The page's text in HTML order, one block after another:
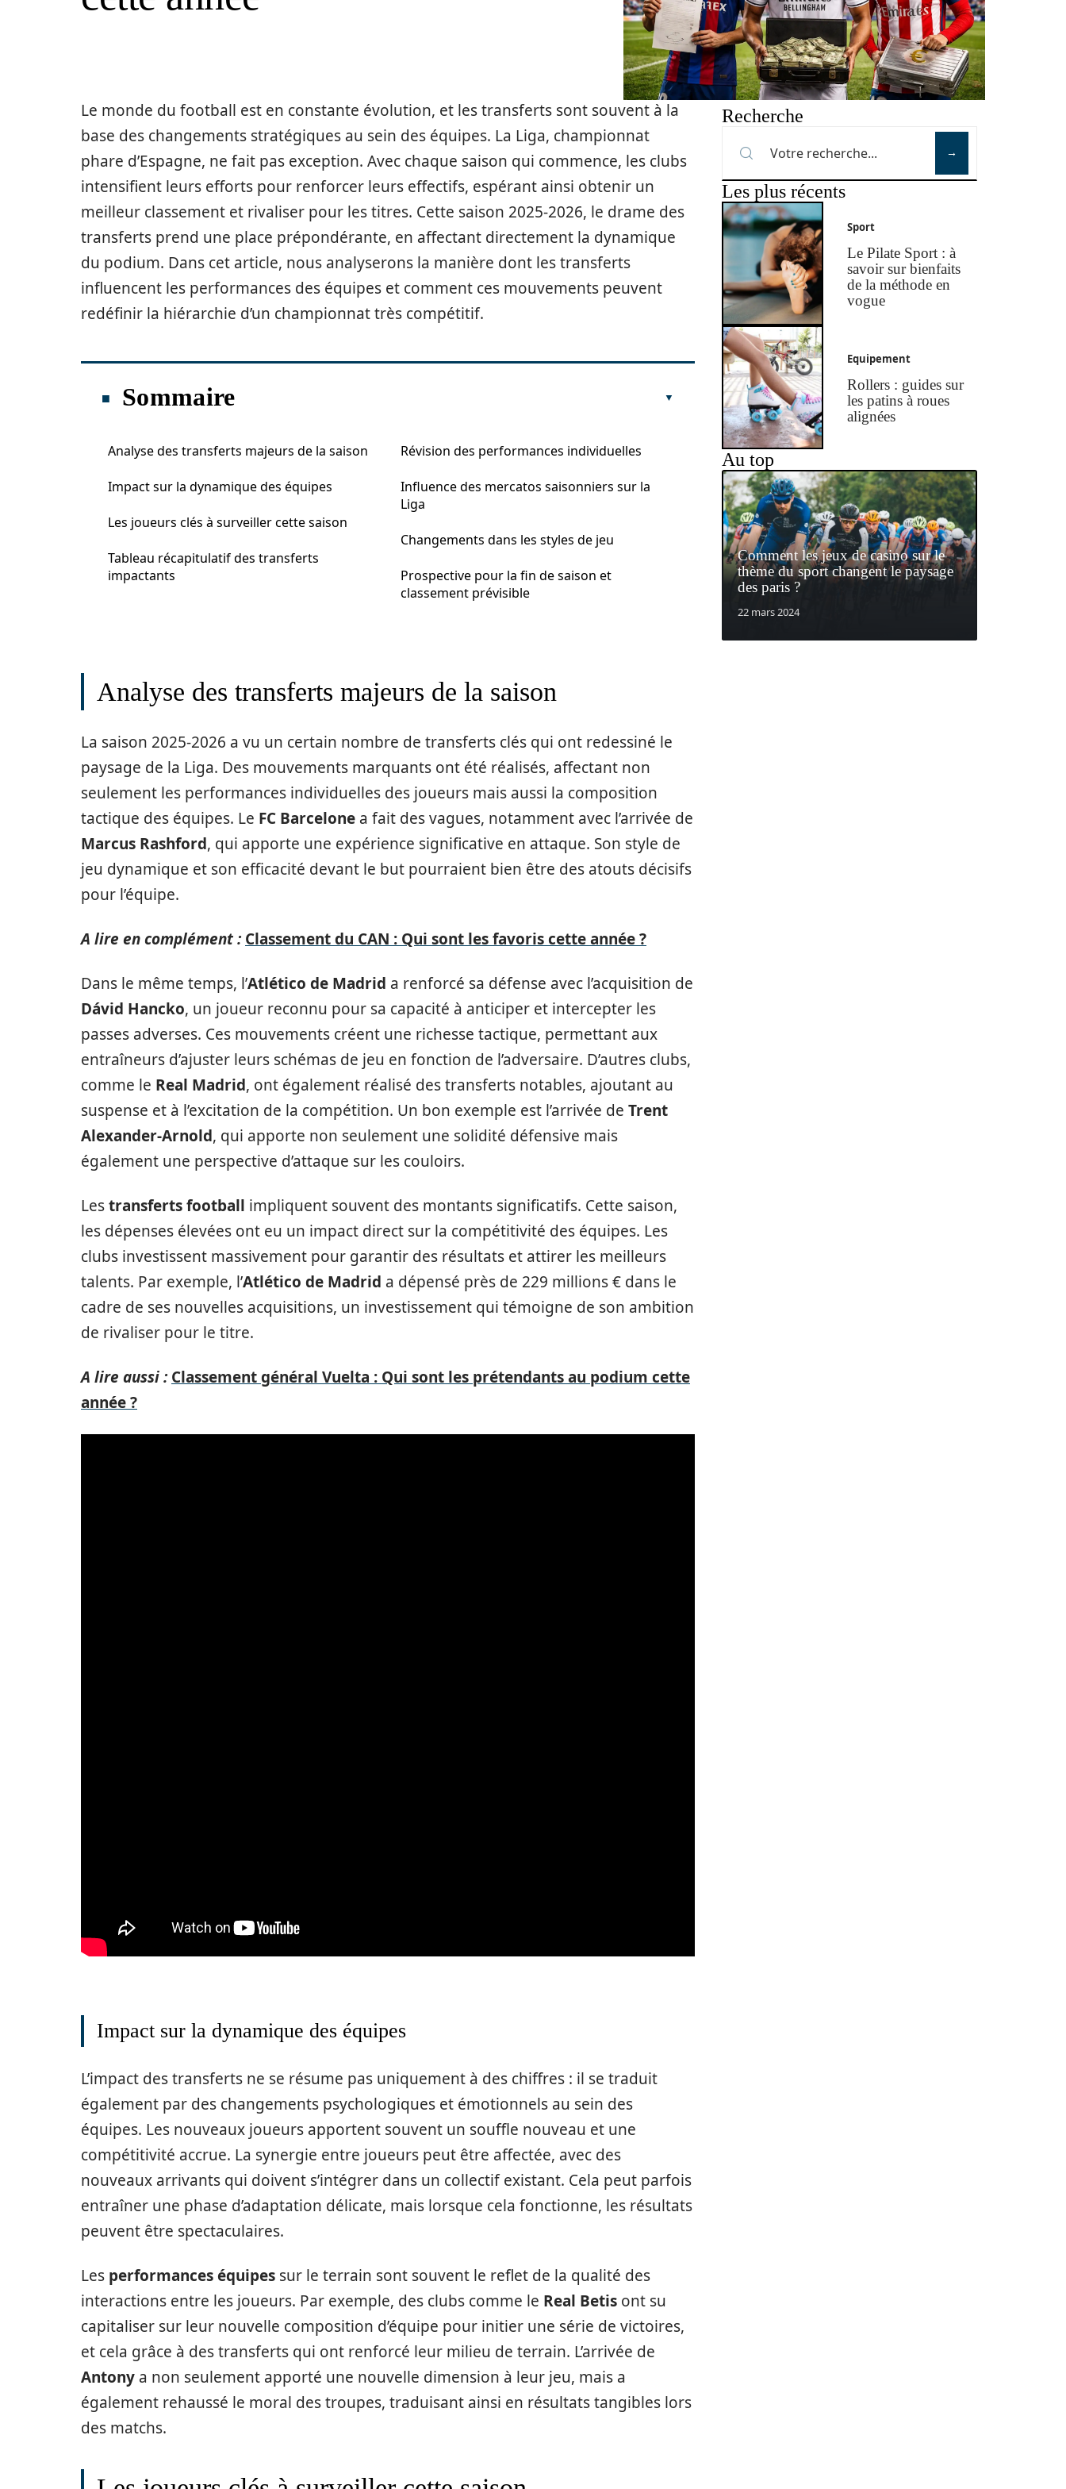
Le monde du football est en constante évolution, et les transferts sont souvent à la
base des changements stratégiques au sein des équipes. La Liga, championnat
phare d’Espagne, ne fait pas exception. Avec chaque saison qui commence, les clubs
intensifient leurs efforts pour renforcer leurs effectifs, espérant ainsi obtenir un
meilleur classement et rivaliser pour les titres. Cette saison 2025-2026, le drame des
transferts prend une place prépondérante, en affectant directement la dynamique
du podium. Dans cet article, nous analyserons la manière dont les transferts
influencent les performances des équipes et comment ces mouvements peuvent
redéfinir la hiérarchie d’un championnat très compétitif.
Sommaire
Analyse des transferts majeurs de la saison
Impact sur la dynamique des équipes
Les joueurs clés à surveiller cette saison
Tableau récapitulatif des transferts
impactants
Révision des performances individuelles
Influence des mercatos saisonniers sur la
Liga
Changements dans les styles de jeu
Prospective pour la fin de saison et
classement prévisible
Analyse des transferts majeurs de la saison
La saison 2025-2026 a vu un certain nombre de transferts clés qui ont redessiné le
paysage de la Liga. Des mouvements marquants ont été réalisés, affectant non
seulement les performances individuelles des joueurs mais aussi la composition
tactique des équipes. Le FC Barcelone a fait des vagues, notamment avec l’arrivée de
Marcus Rashford, qui apporte une expérience significative en attaque. Son style de
jeu dynamique et son efficacité devant le but pourraient bien être des atouts décisifs
pour l’équipe.
A lire en complément : Classement du CAN : Qui sont les favoris cette année ?
Dans le même temps, l’Atlético de Madrid a renforcé sa défense avec l’acquisition de
Dávid Hancko, un joueur reconnu pour sa capacité à anticiper et intercepter les
passes adverses. Ces mouvements créent une richesse tactique, permettant aux
entraîneurs d’ajuster leurs schémas de jeu en fonction de l’adversaire. D’autres clubs,
comme le Real Madrid, ont également réalisé des transferts notables, ajoutant au
suspense et à l’excitation de la compétition. Un bon exemple est l’arrivée de Trent
Alexander-Arnold, qui apporte non seulement une solidité défensive mais
également une perspective d’attaque sur les couloirs.
Lestransferts football impliquent souvent des montants significatifs. Cette saison,
les dépenses élevées ont eu un impact direct sur la compétitivité des équipes. Les
clubs investissent massivement pour garantir des résultats et attirer les meilleurs
talents. Par exemple, l’Atlético de Madrid a dépensé près de 229 millions € dans le
cadre de ses nouvelles acquisitions, un investissement qui témoigne de son ambition
de rivaliser pour le titre.
A lire aussi : Classement général Vuelta : Qui sont les prétendants au podium cette
année ?
Impact sur la dynamique des équipes
L’impact des transferts ne se résume pas uniquement à des chiffres : il se traduit
également par des changements psychologiques et émotionnels au sein des
équipes. Les nouveaux joueurs apportent souvent un souffle nouveau et une
compétitivité accrue. La synergie entre joueurs peut être affectée, avec des
nouveaux arrivants qui doivent s’intégrer dans un collectif existant. Cela peut parfois
entraîner une phase d’adaptation délicate, mais lorsque cela fonctionne, les résultats
peuvent être spectaculaires.
Les performances équipes sur le terrain sont souvent le reflet de la qualité des
interactions entre les joueurs. Par exemple, des clubs comme le Real Betis ont su
capitaliser sur leur nouvelle composition d’équipe pour initier une série de victoires,
et cela grâce à des transferts qui ont renforcé leur milieu de terrain. L’arrivée de
Antony a non seulement apporté une nouvelle dimension à leur jeu, mais a
également rehaussé le moral des troupes, traduisant ainsi en résultats tangibles lors
des matchs.
Recherche
Les plus récents
Sport
Le Pilate Sport : à
savoir sur bienfaits
de la méthode en
vogue
Equipement
Rollers : guides sur
les patins à roues
alignées
Au top
Comment les jeux de casino sur le
thème du sport changent le paysage
des paris ?
22 mars 2024